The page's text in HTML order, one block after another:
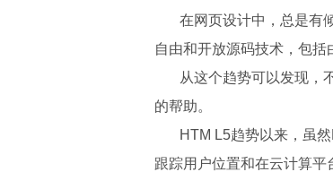
在网页设计中，总是有倾
自由和开放源码技术，包括
从这个趋势可以发现，不
的帮助。
HTM L5趋势以来，虽然
跟踪用户位置和在云计算